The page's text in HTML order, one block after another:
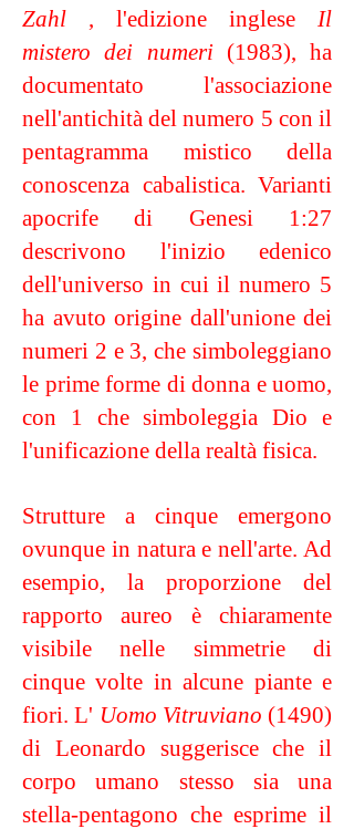
Zahl , l'edizione inglese Il
mistero dei numeri(1983), ha
documentato l'associazione
nell'antichità del numero 5 con il
pentagramma mistico della
conoscenza cabalistica. Varianti
apocrife di Genesi 1:27
descrivono l'inizio edenico
dell'universo in cui il numero 5
ha avuto origine dall'unione dei
numeri 2 e 3, che simboleggiano
le prime forme di donna e uomo,
con 1 che simboleggia Dio e
l'unificazione della realtà fisica.
Strutture a cinque emergono
ovunque in natura e nell'arte. Ad
esempio, la proporzione del
rapporto aureo è chiaramente
visibile nelle simmetrie di
cinque volte in alcune piante e
fiori. L' Uomo Vitruviano (1490)
di Leonardo suggerisce che il
corpo umano stesso sia una
stella-pentagono che esprime il